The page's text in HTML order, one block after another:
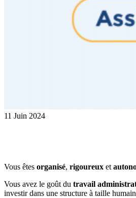
11 Juin 2024
Vous êtes organisé, rigoureux et
Vous avez le goût du travail
investir dans une structure à taille